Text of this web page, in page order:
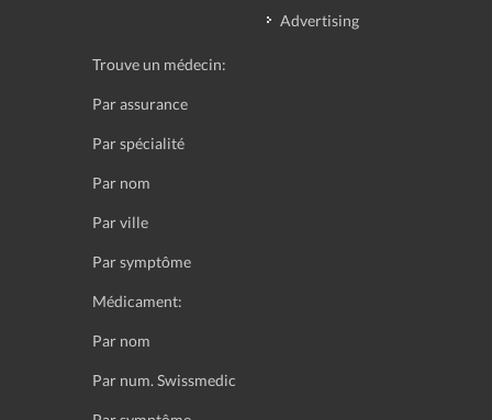
Advertising
Trouve un médecin:
Par assurance
Par spécialité
Par nom
Par ville
Par symptôme
Médicament:
Par nom
Par num. Swissmedic